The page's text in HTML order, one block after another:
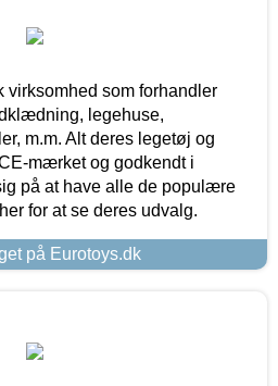
virksomhed som forhandler
legehuse,
m.m. Alt deres legetøj og
mærket og godkendt i
på at have alle de populære
for at se deres udvalg.
på Eurotoys.dk